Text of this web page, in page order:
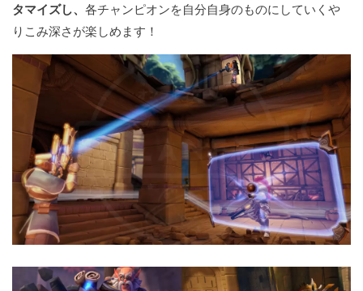
タマイズし、 各チャンピオンを自分自身のものにしていくや
りこみ深さが楽しめます！